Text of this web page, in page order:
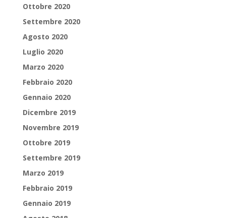
Ottobre 2020
Settembre 2020
Agosto 2020
Luglio 2020
Marzo 2020
Febbraio 2020
Gennaio 2020
Dicembre 2019
Novembre 2019
Ottobre 2019
Settembre 2019
Marzo 2019
Febbraio 2019
Gennaio 2019